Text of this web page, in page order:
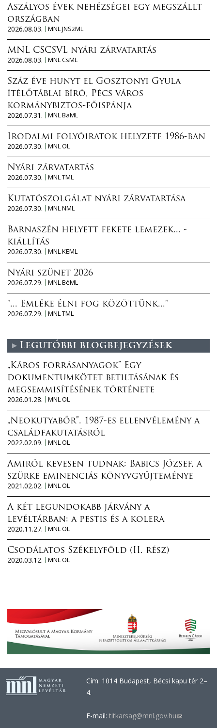
Aszályos évek nehézségei egy megszállt
országban
2026.08.03.
MNL JNSzML
MNL CSCSVL nyári zárvatartás
2026.08.03.
MNL CsML
Száz éve hunyt el Gosztonyi Gyula
ítélőtáblai bíró, Pécs város
kormánybiztos-főispánja
2026.07.31.
MNL BaML
Irodalmi folyóiratok helyzete 1986-ban
2026.07.30.
MNL OL
Nyári zárvatartás
2026.07.30.
MNL TML
Kutatószolgálat nyári zárvatartása
2026.07.30.
MNL NML
Barnaszén helyett fekete lemezek... -
kiállítás
2026.07.30.
MNL KEML
Nyári szünet 2026
2026.07.29.
MNL BéML
"... Emléke élni fog közöttünk..."
2026.07.29.
MNL TML
Legutóbbi blogbejegyzések
„Káros forrásanyagok” Egy
dokumentumkötet betiltásának és
megsemmisítésének története
2026.01.28.
MNL OL
„Neokutyabőr”. 1987-es ellenvélemény a
családfakutatásról
2022.02.09.
MNL OL
Amiről kevesen tudnak: Babics József, a
szürke eminenciás könyvgyűjteménye
2021.02.02.
MNL OL
A két legundokabb járvány a
levéltárban: a pestis és a kolera
2020.11.27.
MNL OL
Csodálatos Székelyföld (II. rész)
2020.03.12.
MNL OL
Cím: 1014 Budapest, Bécsi kapu tér 2–
4.
E-mail: titkarsag@mnl.gov.hu(link